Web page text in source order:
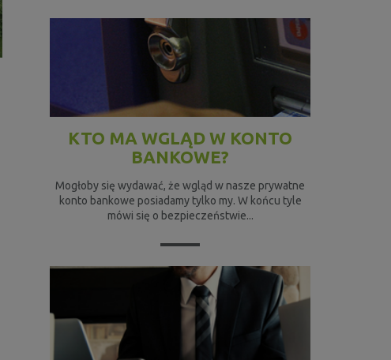
KTO MA WGLĄD W KONTO
BANKOWE?
Mogłoby się wydawać, że wgląd w nasze prywatne
konto bankowe posiadamy tylko my. W końcu tyle
mówi się o bezpieczeństwie...